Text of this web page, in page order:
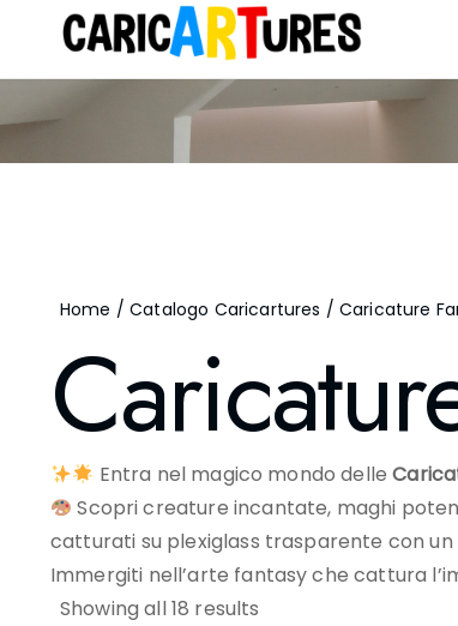
Home /Catalogo Caricartures / Caricature
Entra nel magico mondo delle
Scopri creature incantate, maghi
catturati su plexiglass trasparente con un
Immergiti nell’arte fantasy che cattura
Showing all 18 results